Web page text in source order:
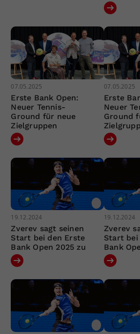
07.05.2025
Erste Bank Open:
Neuer Tennis-
Ground für neue
Zielgruppen
07.05.2025
Erste
Neuer
Ground
19.12.2024
Zverev sagt seinen
Start bei den Erste
Bank Open 2025 zu
19.12.2024
Zverev
Start bei
Bank